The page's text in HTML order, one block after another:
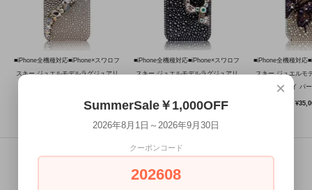
■iPhone全機種対応■iPhone×スワロフ
スキー ジュエルモデルラグジュアリ
■iPhone全機種対応■iPhone×スワロフ
スキー ジュエルモデルラグジュアリ
¥39,000
■iPhone全機種対応
スキー ジュエルモ
ーバタフライ パ
Gallery
-デザインギャラリー-
×
SummerSale￥1,000OFF
2026年8月1日～2026年9月30日
クーポンコード
202608